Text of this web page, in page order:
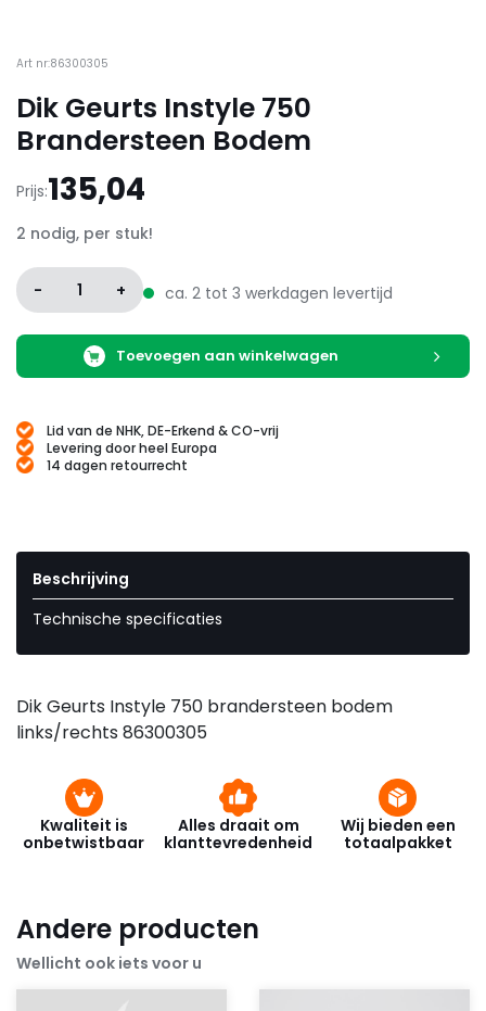
Art nr:86300305
Dik Geurts Instyle 750
Brandersteen Bodem
Prijs:135,04
2 nodig, per stuk!
- 1 + ca. 2 tot 3 werkdagen levertijd
Toevoegen aan winkelwagen
Lid van de NHK, DE-Erkend & CO-vrij
Levering door heel Europa
14 dagen retourrecht
Beschrijving
Technische specificaties
Dik Geurts Instyle 750 brandersteen bodem
links/rechts 86300305
Kwaliteit is
onbetwistbaar
Alles draait om
klanttevredenheid
Wij bieden een
totaalpakket
Andere producten
Wellicht ook iets voor u